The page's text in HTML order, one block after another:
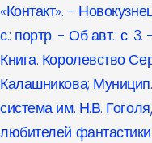
«Контакт». -
с.: портр. - Об авт.: с.
Книга. Королевство
Калашникова;
система им. Н.В.
любителей фантастики